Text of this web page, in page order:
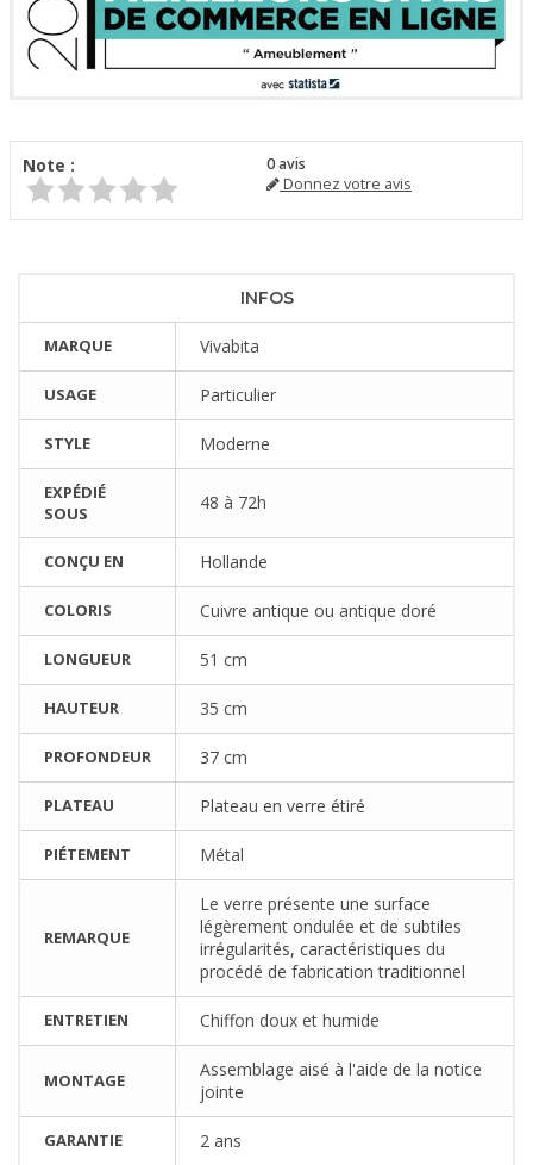
Note : 0avis
Donnez votre avis
INFOS
MARQUE Vivabita
USAGE Particulier
STYLE Moderne
EXPÉDIÉ
SOUS
48 à 72h
CONÇU EN Hollande
COLORIS Cuivre antique ou antique doré
LONGUEUR 51 cm
HAUTEUR 35 cm
PROFONDEUR 37 cm
PLATEAU Plateau en verre étiré
PIÉTEMENT Métal
REMARQUE
Le verre présente une surface
légèrement ondulée et de subtiles
irrégularités, caractéristiques du
procédé de fabrication traditionnel
ENTRETIEN Chiffon doux et humide
MONTAGE
Assemblage aisé à l'aide de la notice
jointe
GARANTIE 2 ans